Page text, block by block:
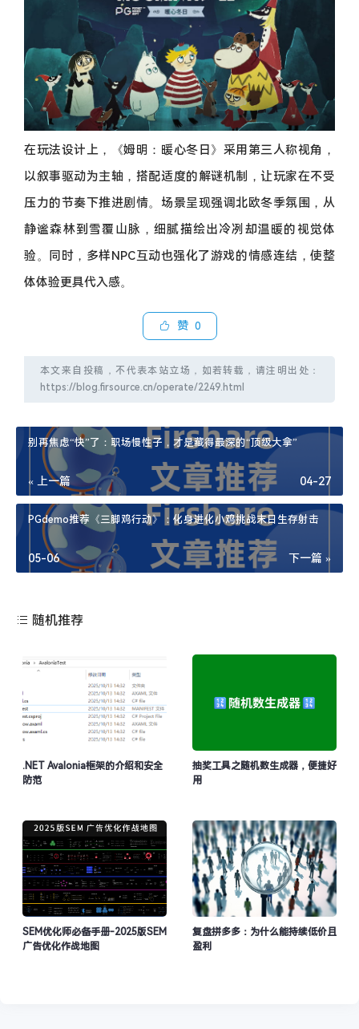
在玩法设计上，《姆明：暖心冬日》采用第三人称视角，
以叙事驱动为主轴，搭配适度的解谜机制，让玩家在不受
压力的节奏下推进剧情。场景呈现强调北欧冬季氛围，从
静谧森林到雪覆山脉，细腻描绘出冷冽却温暖的视觉体
验。同时，多样NPC互动也强化了游戏的情感连结，使整
体体验更具代入感。
赞 0
本文来自投稿，不代表本站立场，如若转载，请注明出处：
https://blog.firsource.cn/operate/2249.html
别再焦虑“快”了：职场慢性子，才是藏得最深的“顶级大拿”
« 上一篇 04-27
PGdemo推荐《三脚鸡行动》：化身进化小鸡挑战末日生存射击
下一篇 »
05-06
随机推荐
.NET Avalonia框架的介绍和安全
防范
抽奖工具之随机数生成器，便捷好
用
SEM优化师必备手册-2025版SEM
广告优化作战地图
复盘拼多多：为什么能持续低价且
盈利